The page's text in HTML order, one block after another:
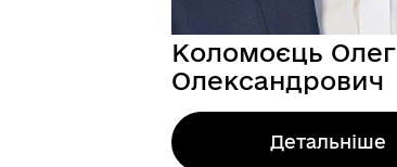
Коломоєць Олег
Олександрович
Детальніше